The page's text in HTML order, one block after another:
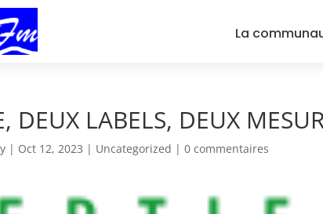
La
DEUX LABELS, DEUX
| Oct 12, 2023 | Uncategorized |0 commentaires